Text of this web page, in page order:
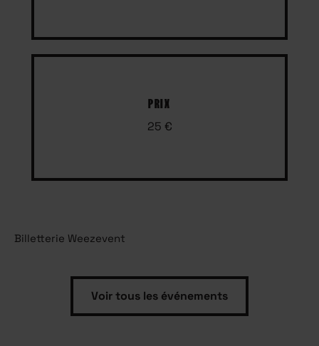
PRIX
25 €
Billetterie Weezevent
Voir tous les événements